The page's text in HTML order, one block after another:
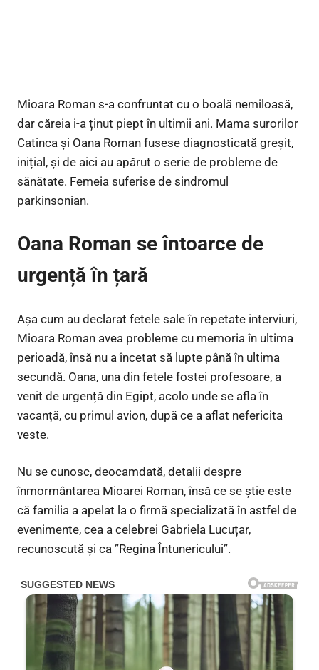
Mioara Roman s-a confruntat cu o boală nemiloasă,
dar căreia i-a ținut piept în ultimii ani. Mama surorilor
Catinca și Oana Roman fusese diagnosticată greșit,
inițial, și de aici au apărut o serie de probleme de
sănătate. Femeia suferise de sindromul
parkinsonian.
Oana Roman se întoarce de
urgență în țară
Așa cum au declarat fetele sale în repetate interviuri,
Mioara Roman avea probleme cu memoria în ultima
perioadă, însă nu a încetat să lupte până în ultima
secundă. Oana, una din fetele fostei profesoare, a
venit de urgență din Egipt, acolo unde se afla în
vacanță, cu primul avion, după ce a aflat nefericita
veste.
Nu se cunosc, deocamdată, detalii despre
înmormântarea Mioarei Roman, însă ce se știe este
că familia a apelat la o firmă specializată în astfel de
evenimente, cea a celebrei Gabriela Lucuțar,
recunoscută și ca ”Regina Întunericului”.